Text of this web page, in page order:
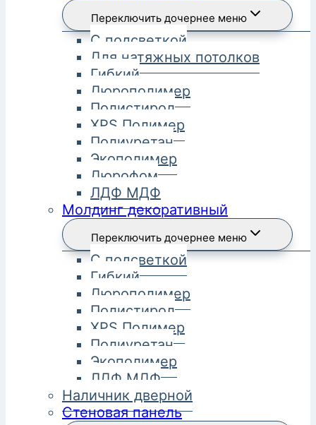
Переключить дочернее меню
С подсветкой
Для натяжных потолков
Гибкий
Дюрополимер
Полистирол
XPS Полимер
Полиуретан
Экополимер
Дюрофом
ЛДФ МДФ
Молдинг декоративный
Переключить дочернее меню
С подсветкой
Гибкий
Дюрополимер
Полистирол
XPS Полимер
Полиуретан
Экополимер
ЛДФ МДФ
Наличник дверной
Стеновая панель